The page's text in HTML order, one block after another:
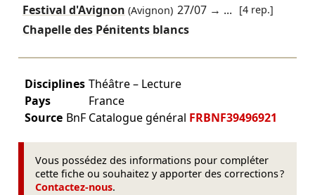
Festival d'Avignon (Avignon) 27/07 → ... [4 rep.]
Chapelle des Pénitents blancs
Disciplines Théâtre – Lecture
Pays
France
Source BnF Catalogue général FRBNF39496921
Vous possédez des informations pour compléter
cette fiche ou souhaitez y apporter des corrections ?
Contactez-nous.